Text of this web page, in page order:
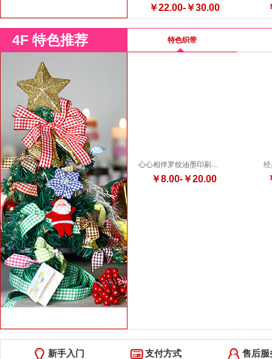
￥22.00-￥30.00
4F 特色推荐 特色织带
心心相伴罗纹油墨印刷织带
￥8.00-￥20.00
新手入门 支付方式 售后服